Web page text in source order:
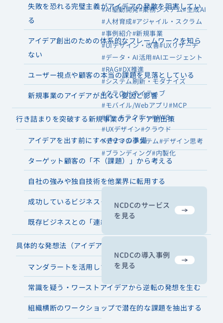
失敗を恐れる完璧主義がアイデアの発散を阻害してい
る
アイデア創出のための体系的なフレームワークを知ら
ない
ユーザー視点や顧客の本当の課題を見落としている
新規事業のアイデアが出ない要因と影響
行き詰まりを突破する新規事業のアイデア創出策
アイデアを出す前にすべき2つの準備
ターゲット顧客の「不（課題）」から考える
自社の強みや独自技術を他業界に転用する
成功しているビジネスモデルを別領域に組み合わせる
既存ビジネスとの「連続点」から切り口を探る
具体的な発想法（アイデアの量産）
マンダラートを活用したアイデアの拡散と深掘り
常識を疑う・ワーストアイデアから逆転の発想を生む
組織横断のワークショップで潜在的な課題を抽出する
#AI駆動開発#業務システム#生成AI
#人材育成#アジャイル・スクラム
#事例紹介#新規事業
#UIデザイン・改善#UXリサーチ
#データ・AI活用#AIエージェント
#RAG#DX推進
#システム刷新・モダナイズ
#クラウドネイティブ
#モバイル/Webアプリ#MCP
#アーキテクチャ#AWS
#UXデザイン#クラウド
#デザインシステム#デザイン思考
#ブランディング#内製化
NCDCのサービス
を見る
NCDCの導入事例
を見る